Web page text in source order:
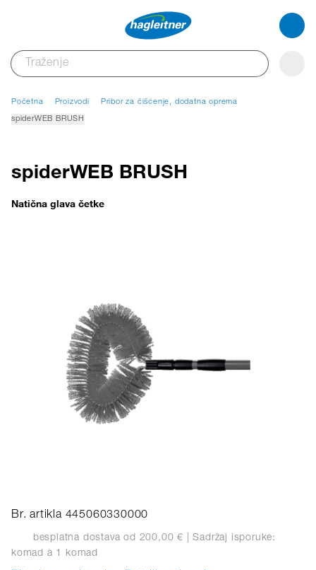
Početna Proizvodi Pribor za čišćenje, dodatna oprema
spiderWEB BRUSH
spiderWEB BRUSH
Natična glava četke
Br. artikla 445060330000
besplatna dostava od 200,00 € | Sadržaj isporuke:
komad à 1 komad